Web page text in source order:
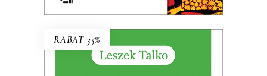
RABAT 35%